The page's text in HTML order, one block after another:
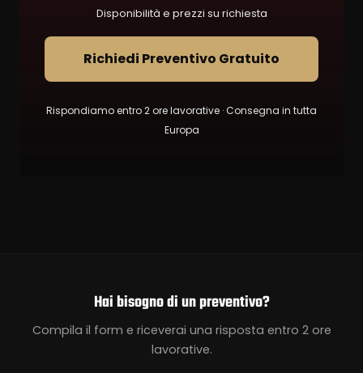
Disponibilità e prezzi su richiesta
Richiedi Preventivo Gratuito
Rispondiamo entro 2 ore lavorative · Consegna in tutta
Europa
Hai bisogno di un preventivo?
Compila il form e riceverai una risposta entro 2 ore
lavorative.